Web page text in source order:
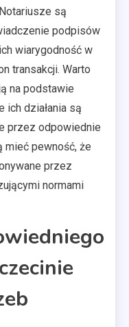
są
podpisów
wiarygodność w
transakcji. Warto
na podstawie
ich działania są
przez odpowiednie
mieć pewność, że
przez
normami